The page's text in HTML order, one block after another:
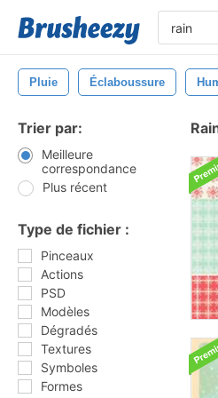
Pluie Éclaboussure
Trier par:
Meilleure
correspondance
Plus récent
Type de fichier :
Pinceaux
Actions
PSD
Modèles
Dégradés
Textures
Symboles
Formes